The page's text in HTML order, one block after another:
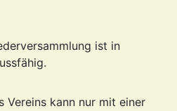
ist in
Vereins kann nur mit einer